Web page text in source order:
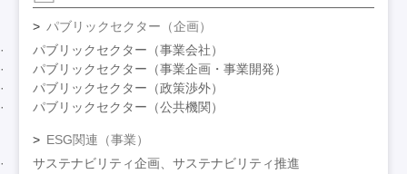
パブリックセクター（企画）
パブリックセクター（事業会社）
パブリックセクター（事業企画・事業開発）
パブリックセクター（政策渉外）
パブリックセクター（公共機関）
ESG関連（事業）
サステナビリティ企画、サステナビリティ推進